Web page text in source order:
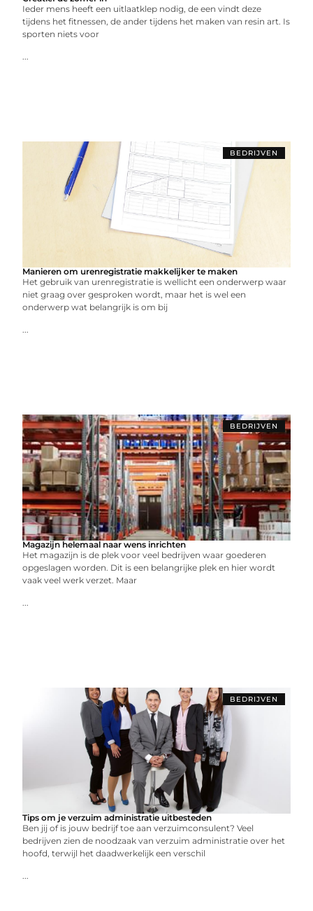
Ieder mens heeft een uitlaatklep nodig, de een vindt deze
tijdens het fitnessen, de ander tijdens het maken van resin art. Is
sporten niets voor
...
BEDRIJVEN
Manieren om urenregistratie makkelijker te maken
Het gebruik van urenregistratie is wellicht een onderwerp waar
niet graag over gesproken wordt, maar het is wel een
onderwerp wat belangrijk is om bij
...
BEDRIJVEN
Magazijn helemaal naar wens inrichten
Het magazijn is de plek voor veel bedrijven waar goederen
opgeslagen worden. Dit is een belangrijke plek en hier wordt
vaak veel werk verzet. Maar
...
BEDRIJVEN
Tips om je verzuim administratie uitbesteden
Ben jij of is jouw bedrijf toe aan verzuimconsulent? Veel
bedrijven zien de noodzaak van verzuim administratie over het
hoofd, terwijl het daadwerkelijk een verschil
...